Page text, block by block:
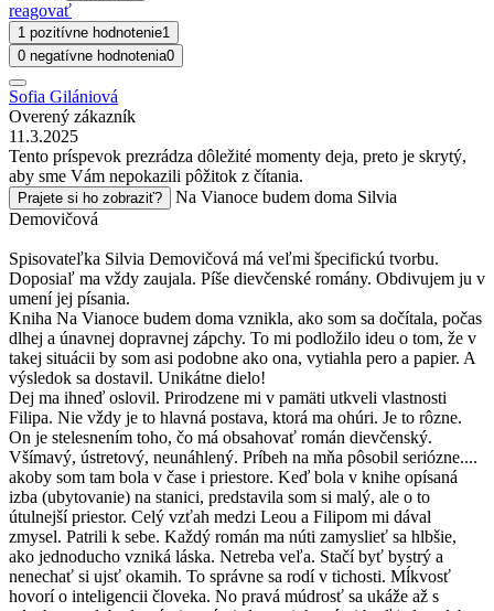
reagovať
1 pozitívne hodnotenie1
0 negatívne hodnotenia0
Sofia Gilániová
Overený zákazník
11.3.2025
Tento príspevok prezrádza dôležité momenty deja, preto je skrytý,
aby sme Vám nepokazili pôžitok z čítania.
Prajete si ho zobraziť?
Na Vianoce budem doma Silvia
Demovičová
Spisovateľka Silvia Demovičová má veľmi špecifickú tvorbu.
Doposiaľ ma vždy zaujala. Píše dievčenské romány. Obdivujem ju v
umení jej písania.
Kniha Na Vianoce budem doma vznikla, ako som sa dočítala, počas
dlhej a únavnej dopravnej zápchy. To mi podložilo ideu o tom, že v
takej situácii by som asi podobne ako ona, vytiahla pero a papier. A
výsledok sa dostavil. Unikátne dielo!
Dej ma ihneď oslovil. Prirodzene mi v pamäti utkveli vlastnosti
Filipa. Nie vždy je to hlavná postava, ktorá ma ohúri. Je to rôzne.
On je stelesnením toho, čo má obsahovať román dievčenský.
Všímavý, ústretový, neunáhlený. Príbeh na mňa pôsobil seriózne....
akoby som tam bola v čase i priestore. Keď bola v knihe opísaná
izba (ubytovanie) na stanici, predstavila som si malý, ale o to
útulnejší priestor. Celý vzťah medzi Leou a Filipom mi dával
zmysel. Patrili k sebe. Každý román ma núti zamyslieť sa hlbšie,
ako jednoducho vzniká láska. Netreba veľa. Stačí byť bystrý a
nenechať si ujsť okamih. To správne sa rodí v tichosti. Mĺkvosť
hovorí o inteligencii človeka. No pravá múdrosť sa ukáže až s